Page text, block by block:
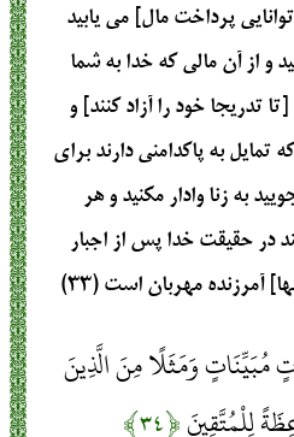
پرداخت مال] مى‏ يابيد
و از آن مالى كه خدا به شما
تدريجا خود را آزاد كنند] و
تمايل به پاكدامنى دارند براى
به زنا وادار مكنيد و هر
در حقيقت ‏خدا پس از اجبار
آمرزنده مهربان است (۳۳)
مُبَيِّنَاتٍ وَمَثَلًا مِنَ الَّذِينَ
لِلْمُتَّقِينَ﴿۳۴﴾